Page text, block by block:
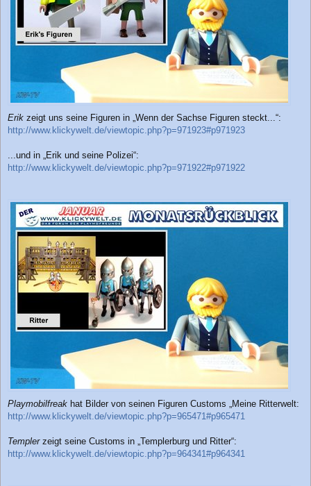
Erik zeigt uns seine Figuren in „Wenn der Sachse Figuren steckt...“:
http://www.klickywelt.de/viewtopic.php?p=971923#p971923
...und in „Erik und seine Polizei“:
http://www.klickywelt.de/viewtopic.php?p=971922#p971922
Playmobilfreak hat Bilder von seinen Figuren Customs „Meine Ritterwelt:
http://www.klickywelt.de/viewtopic.php?p=965471#p965471
Templerzeigt seine Customs in „Templerburg und Ritter“:
http://www.klickywelt.de/viewtopic.php?p=964341#p964341